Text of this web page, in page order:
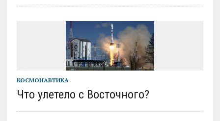
КОСМОНАВТИКА
Что улетело с Восточного?